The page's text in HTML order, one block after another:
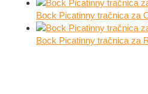
Bock Picatinny tračnica za
Bock Picatinny tračnica za